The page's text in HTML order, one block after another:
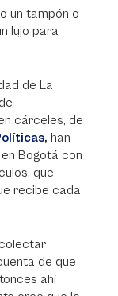
un tampón o
lujo para
de La
cárceles, de
, han
Bogotá con
que
recibe cada
de que
ahí